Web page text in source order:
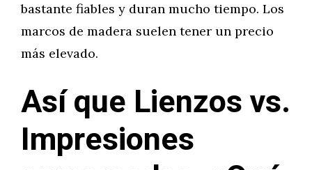
bastante fiables y duran mucho tiempo. Los
marcos de madera suelen tener un precio
más elevado.
Así que Lienzos vs.
Impresiones